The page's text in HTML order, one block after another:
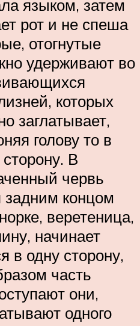
языком, затем
рот и не спеша
отогнутые
удерживают во
которых
заглатывает,
голову то в
В
червь
задним концом
веретеница,
начинает
в одну сторону,
часть
они,
одного